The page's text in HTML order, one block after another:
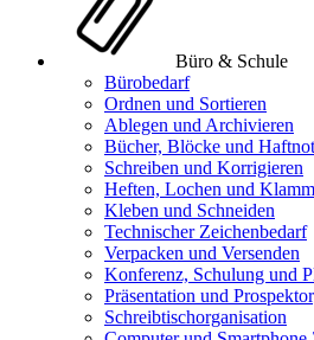
Büro & Schule
Bürobedarf
Ordnen und Sortieren
Ablegen und Archivieren
Bücher, Blöcke und
Schreiben und Korrigieren
Heften, Lochen und
Kleben und Schneiden
Technischer Zeichenbedarf
Verpacken und Versenden
Konferenz, Schulung und
Präsentation und
Schreibtischorganisation